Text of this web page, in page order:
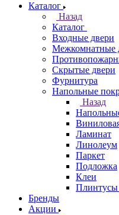
Каталог
Назад
Каталог
Входные двери
Межкомнатные
Скрытые двери
Фурнитура
Напольные
Назад
Ламинат
Линолеум
Паркет
Подложка
Клеи
Бренды
Акции